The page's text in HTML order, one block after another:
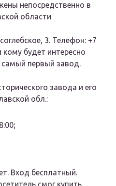
непосредственно в
области
3. Телефон: +7
кому будет интересно
самый первый завод.
завода и его
обл.:
Вход бесплатный.